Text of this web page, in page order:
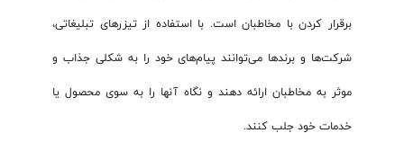
برقرار کردن با مخاطبان است. با استفاده از تیزرهای تبلیغاتی،
شرکت‌ها و برندها می‌توانند پیام‌های خود را به شکلی جذاب و
موثر به مخاطبان ارائه دهند و نگاه آنها را به سوی محصول یا
خدمات خود جلب کنند.